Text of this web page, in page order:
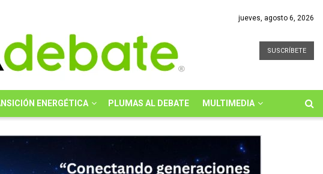
jueves, agosto 6, 2026
SUSCRÍBETE
ENERGÉTICA PLUMAS AL DEBATE MULTIMEDIA